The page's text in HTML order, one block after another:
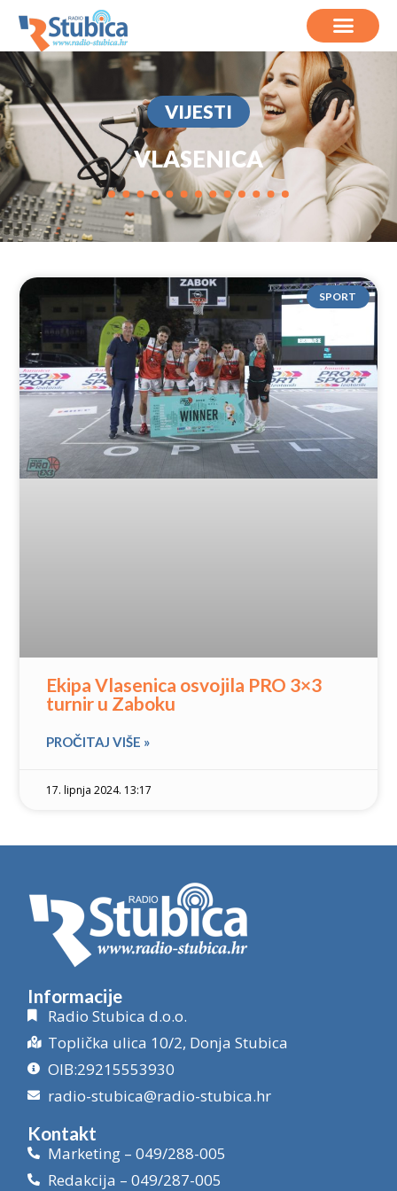
VIJESTI
VLASENICA
SPORT
Ekipa Vlasenica osvojila PRO 3×3
turnir u Zaboku
PROČITAJ VIŠE »
17. lipnja 2024. 13:17
Informacije
Radio Stubica d.o.o.
Toplička ulica 10/2, Donja Stubica
OIB:29215553930
radio-stubica@radio-stubica.hr
Kontakt
Marketing – 049/288-005
Redakcija – 049/287-005